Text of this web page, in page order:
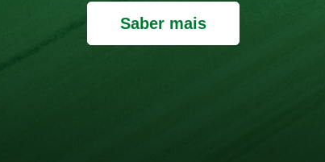
Saber mais